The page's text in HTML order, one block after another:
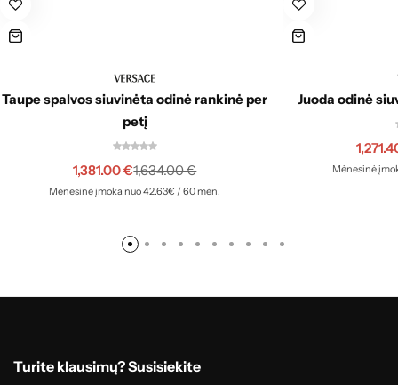
Taupe spalvos siuvinėta odinė rankinė per
petį
1,634.00€
1,381.00€
Mėnesinė įmoka nuo 42.63€ / 60 mėn.
Juoda odinė
Mėnesinė
Turite klausimų? Susisiekite